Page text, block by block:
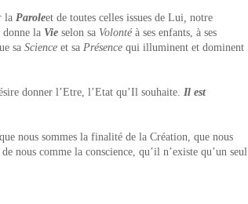
la Paroleet de toutes celles issues de Lui, notre
la Vie selon sa Volonté à ses enfants, à ses
sa Science et sa Présence qui illuminent et dominent
donner l’Etre, l’Etat qu’Il souhaite. Il est
nous sommes la finalité de la Création, que nous
nous comme la conscience, qu’il n’existe qu’un seul